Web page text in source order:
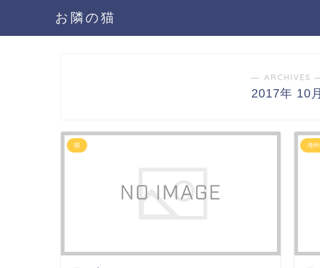
お隣の猫
― ARCHIVES
2017年 10月
猫 海